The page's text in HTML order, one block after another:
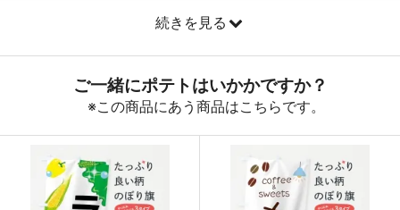
890
37 888 32856
887 33706
40 883 35320
41 880 36080
続きを見る